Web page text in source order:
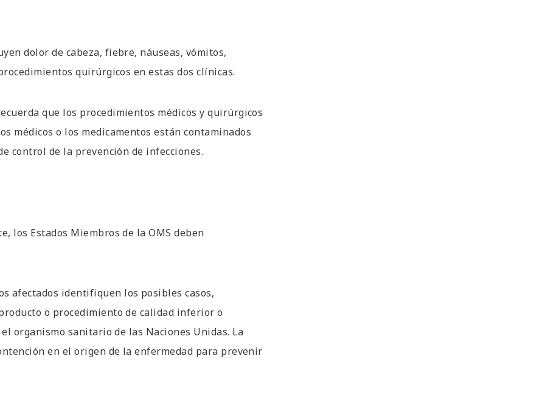
dolor de cabeza, fiebre, náuseas, vómitos,
quirúrgicos en estas dos clínicas.
que los procedimientos médicos y quirúrgicos
médicos o los medicamentos están contaminados
control de la prevención de infecciones.
los Estados Miembros de la OMS deben
afectados identifiquen los posibles casos,
o procedimiento de calidad inferior o
organismo sanitario de las Naciones Unidas. La
en el origen de la enfermedad para prevenir